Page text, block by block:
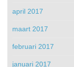
april 2017
maart 2017
februari 2017
januari 2017